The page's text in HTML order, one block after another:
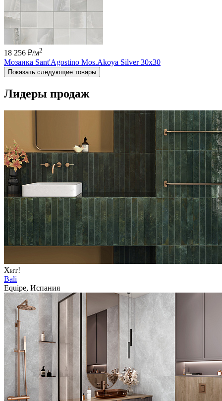
18 256 ₽/м2
Мозаика Sant'Agostino Mos.Akoya Silver 30x30
Показать следующие товары
Лидеры продаж
Хит!
Bali
Equipe, Испания